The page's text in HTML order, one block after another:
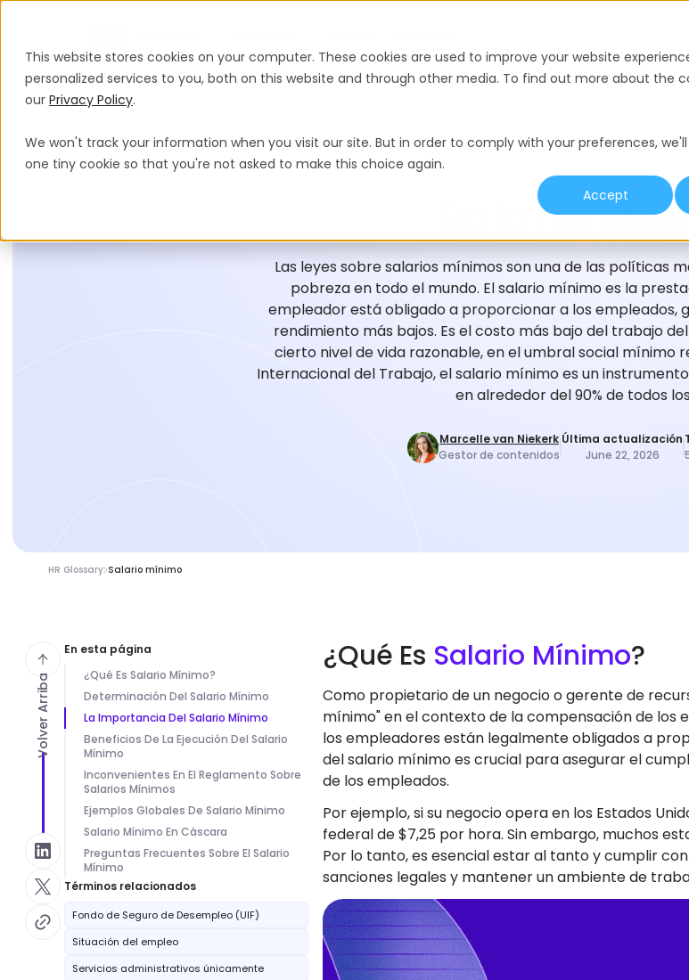
This website stores cookies on your computer. These cookies are used to improve your website
personalized services to you, both on this website and through other media. To find out more about the
our Privacy Policy.
We won't track your information when you visit our site. But in order to comply with your preferences,
one tiny cookie so that you're not asked to make this choice again.
Accept
GLOSARIO DE CONTRATACIÓN
Salario
Las leyes sobre salarios mínimos son una de las políticas
pobreza en todo el mundo. El salario mínimo es la
empleador está obligado a proporcionar a los empleados,
rendimiento más bajos. Es el costo más bajo del trabajo
cierto nivel de vida razonable, en el umbral social mínimo
Internacional del Trabajo, el salario mínimo es un
en alrededor del 90% de todos
Marcelle van Niekerk
Gestor de contenidos
Última actualización
June 22, 2026
HR Glossary Salario mínimo
En esta página
¿Qué Es Salario Mínimo?
Determinación Del Salario Mínimo
La Importancia Del Salario Mínimo
Beneficios De La Ejecución Del Salario
Mínimo
Inconvenientes En El Reglamento Sobre
Salarios Mínimos
Ejemplos Globales De Salario Mínimo
Salario Mínimo En Cáscara
Preguntas Frecuentes Sobre El Salario
Mínimo
Términos relacionados
Fondo de Seguro de Desempleo (UIF)
Situación del empleo
Servicios administrativos únicamente
¿Qué Es Salario Mínimo?
Como propietario de un negocio o gerente de
mínimo" en el contexto de la compensación de los
los empleadores están legalmente obligados a
del salario mínimo es crucial para asegurar el
de los empleados.
Por ejemplo, si su negocio opera en los Estados
federal de $7,25 por hora. Sin embargo, muchos
Por lo tanto, es esencial estar al tanto y cumplir
sanciones legales y mantener un ambiente de
Volver Arriba